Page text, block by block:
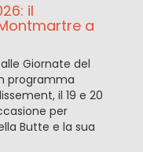
il
a
Giornate del
programma
il 19 e 20
per
Butte e la sua